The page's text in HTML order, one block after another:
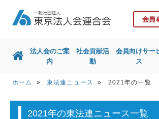
ホーム 法人会のご
社会貢献活動 会員向け
法人会のご案
内
社会貢献活
動
会員向けサー
ス
ホーム »東法連ニュース » 2021年の一覧
2021年の東法連ニュース一覧